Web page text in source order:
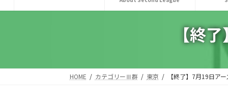
【終
HOME カテゴリーⅢ群 東京 【終了】7月19日ア